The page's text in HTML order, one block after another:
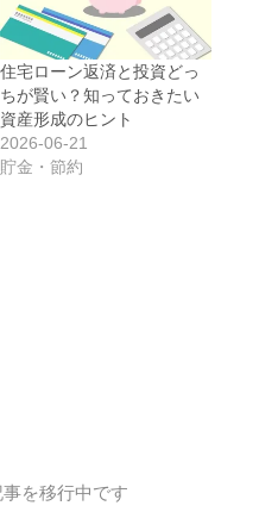
住宅ローン返済と投資どっ
ちが賢い？知っておきたい
資産形成のヒント
2026-06-21
貯金・節約
を移行中です